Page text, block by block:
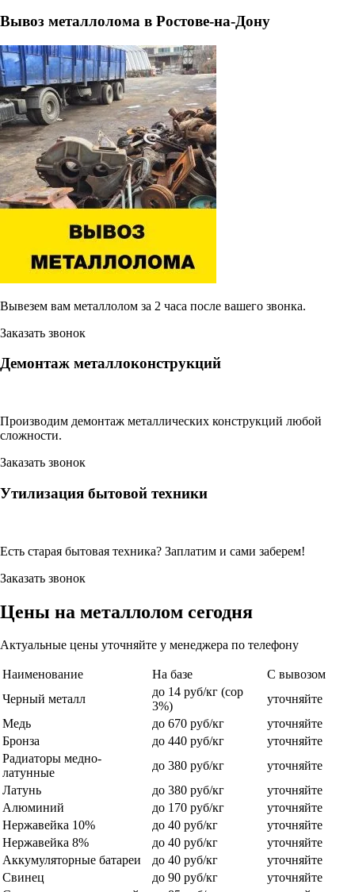
Вывоз металлолома в Ростове-на-Дону
Вывезем вам металлолом за 2 часа после вашего звонка.
Заказать звонок
Демонтаж металлоконструкций
Производим демонтаж металлических конструкций любой
сложности.
Заказать звонок
Утилизация бытовой техники
Есть старая бытовая техника? Заплатим и сами заберем!
Заказать звонок
Цены на металлолом сегодня
Актуальные цены уточняйте у менеджера по телефону
Наименование На базе
С вывозом
Черный металл
до 14 руб/кг (сор
3%)
уточняйте
Медь
до 670 руб/кг
уточняйте
Бронза
до 440 руб/кг
уточняйте
Радиаторы медно-
латунные
до 380 руб/кг
уточняйте
Латунь
до 380 руб/кг
уточняйте
Алюминий
до 170 руб/кг
уточняйте
Нержавейка 10%
до 40 руб/кг
уточняйте
Нержавейка 8%
до 40 руб/кг
уточняйте
Аккумуляторные батареи
до 40 руб/кг
уточняйте
Свинец
до 90 руб/кг
уточняйте